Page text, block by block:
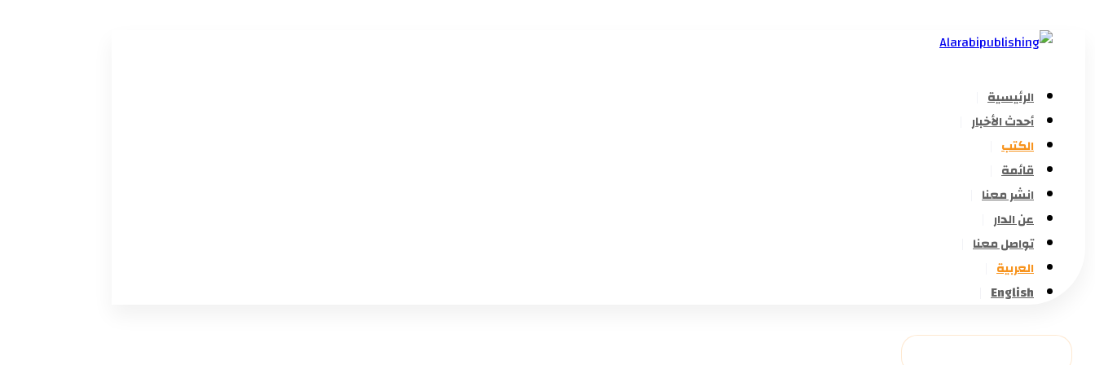
الرئيسية
أحدث الأخبار
الكتب
قائمة
انشر معنا
عن الدار
تواصل معنا
العربية
English